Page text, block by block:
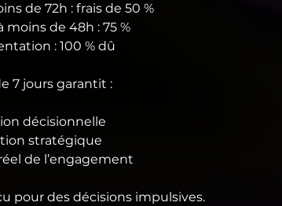
de 72h : frais de 50 %
moins de 48h : 75 %
: 100 % dû
7 jours garantit :
décisionnelle
stratégique
de l’engagement
pour des décisions impulsives.